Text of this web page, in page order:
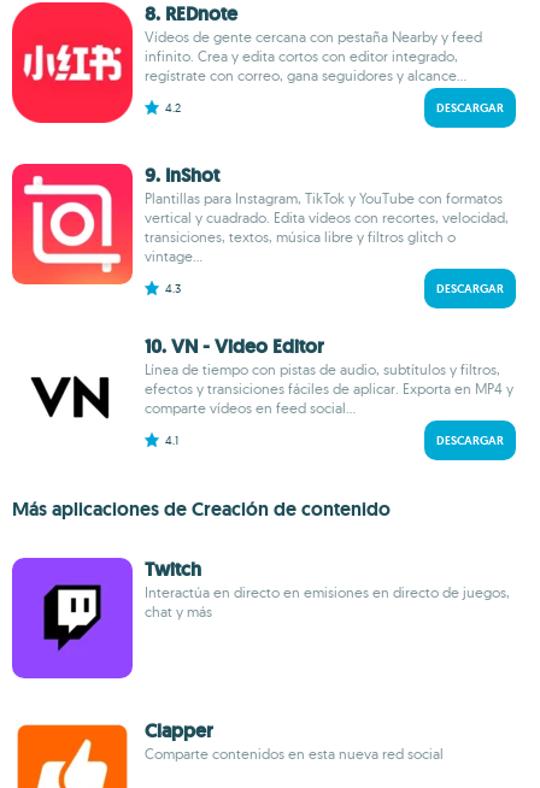
8. REDnote
Vídeos de gente cercana con pestaña Nearby y feed
infinito. Crea y edita cortos con editor integrado,
regístrate con correo, gana seguidores y alcance...
4.2 DESCARGAR
9. InShot
Plantillas para Instagram, TikTok y YouTube con formatos
vertical y cuadrado. Edita vídeos con recortes, velocidad,
transiciones, textos, música libre y filtros glitch o
vintage...
4.3 DESCARGAR
10. VN - Video Editor
Línea de tiempo con pistas de audio, subtítulos y filtros,
efectos y transiciones fáciles de aplicar. Exporta en MP4 y
comparte vídeos en feed social...
4.1 DESCARGAR
Más aplicaciones de Creación de contenido
Twitch
Interactúa en directo en emisiones en directo de juegos,
chat y más
Clapper
Comparte contenidos en esta nueva red social